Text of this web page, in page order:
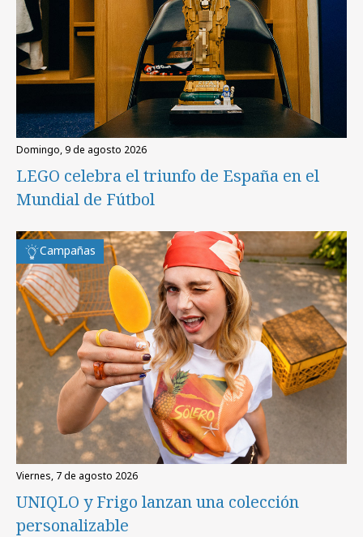
domingo, 9 de agosto 2026
LEGO celebra el triunfo de España en el
Mundial de Fútbol
Campañas
viernes, 7 de agosto 2026
UNIQLO y Frigo lanzan una colección
personalizable